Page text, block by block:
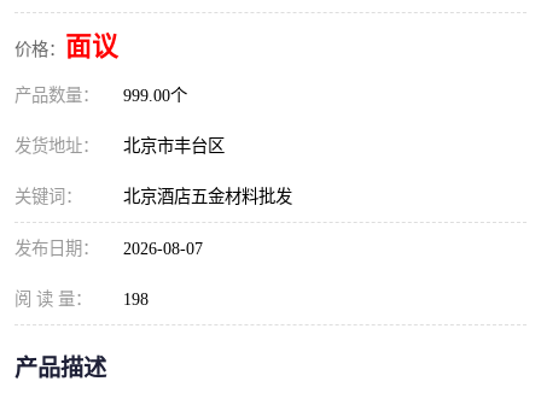
价格： 面议
产品数量： 999.00个
发货地址： 北京市丰台区
关键词： 北京酒店五金材料批发
发布日期： 2026-08-07
阅 读 量： 198
产品描述